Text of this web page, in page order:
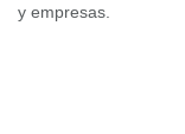
y empresas.